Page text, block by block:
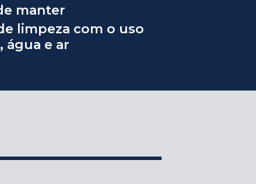
manter
limpeza com o uso
água e ar